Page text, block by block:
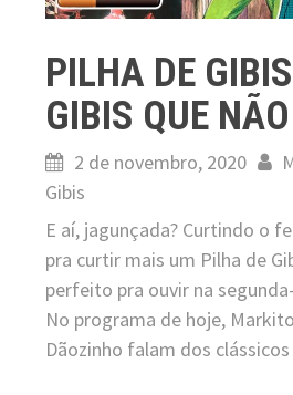
PILHA DE
GIBIS QUE
2 de novembro, 2020
Gibis
E aí, jagunçada? Curtindo o
pra curtir mais um Pilha de
perfeito pra ouvir na
No programa de hoje,
Dãozinho falam dos